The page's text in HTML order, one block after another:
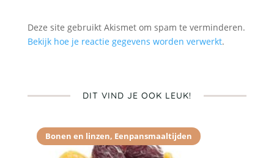
Deze site gebruikt Akismet om spam te verminderen.
Bekijk hoe je reactie gegevens worden verwerkt.
DIT VIND JE OOK LEUK!
Bonen en linzen, Eenpansmaaltijden